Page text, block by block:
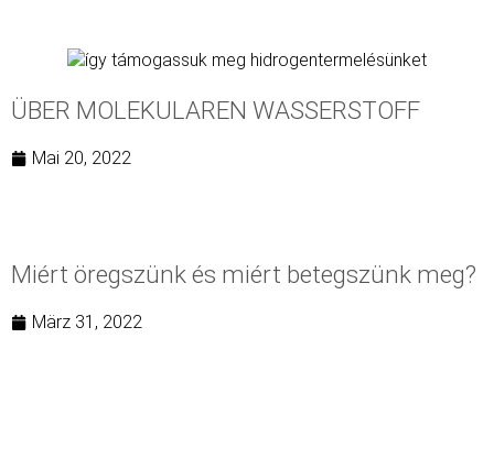
ÜBER MOLEKULAREN WASSERSTOFF
Mai 20, 2022
Miért öregszünk és miért betegszünk meg?
März 31, 2022